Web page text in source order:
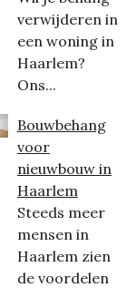
verwijderen in
een woning in
Haarlem?
Ons...
Bouwbehang
voor
nieuwbouw in
Haarlem
Steeds meer
mensen in
Haarlem zien
de voordelen